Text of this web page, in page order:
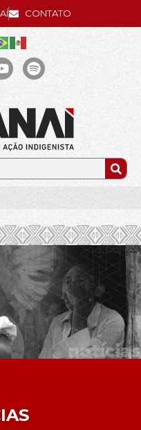
CONTATO